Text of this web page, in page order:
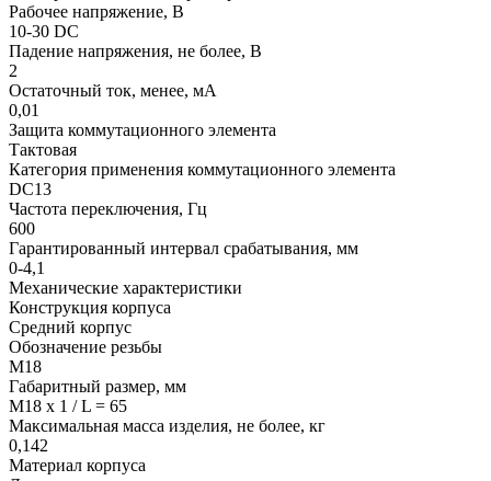
Рабочее напряжение, В
10-30 DC
Падение напряжения, не более, В
2
Остаточный ток, менее, мА
0,01
Защита коммутационного элемента
Тактовая
Категория применения коммутационного элемента
DC13
Частота переключения, Гц
600
Гарантированный интервал срабатывания, мм
0-4,1
Механические характеристики
Конструкция корпуса
Средний корпус
Обозначение резьбы
М18
Габаритный размер, мм
M18 x 1 / L = 65
Максимальная масса изделия, не более, кг
0,142
Материал корпуса